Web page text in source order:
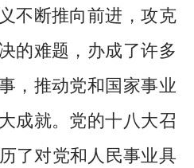
不断推向前进，攻克
的难题，办成了许多
，推动党和国家事业
成就。党的十八大召
了对党和人民事业具